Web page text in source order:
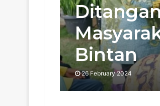
Bintan
26 February 2024